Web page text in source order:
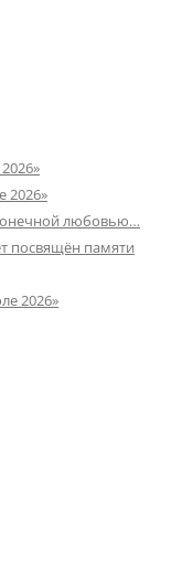
2026»
любовью…
посвящён памяти
2026»